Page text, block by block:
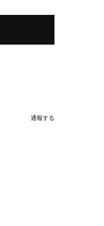
通報する